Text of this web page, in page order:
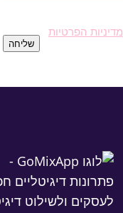
מדיניות הפרטיות